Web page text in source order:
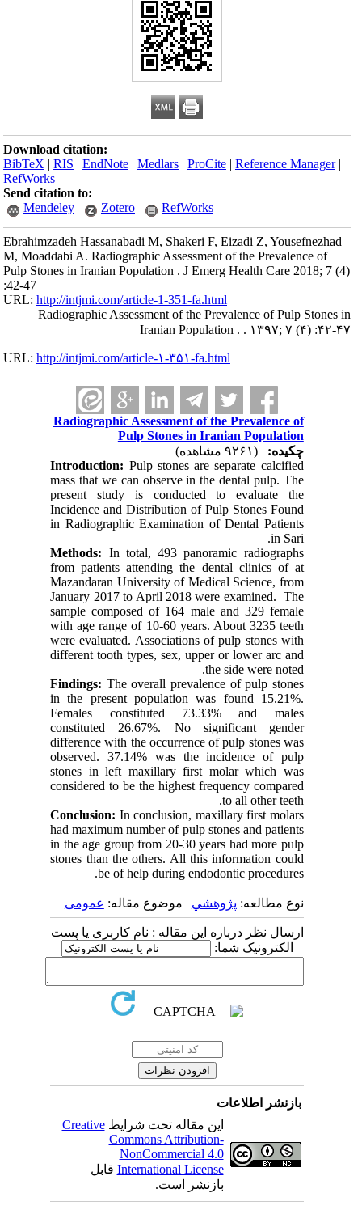
Download citation:
BibTeX |RIS |EndNote |Medlars |ProCite |Reference Manager
RefWorks
Send citation to:
Mendeley
Zotero RefWorks
Ebrahimzadeh Hassanabadi M, Shakeri F, Eizadi Z, Yousefnezhad
M, Moaddabi A. Radiographic Assessment of the Prevalence of
Pulp Stones in Iranian Population . J Emerg Health Care 2018; 7 (4)
:42-47
URL:http://intjmi.com/article-1-351-fa.html
Radiographic Assessment of the Prevalence of Pulp Stones in
Iranian Population . . ۱۳۹۷; ۷ (۴) :۴۲-۴۷
URL:http://intjmi.com/article-۱-۳۵۱-fa.html
Radiographic Assessment of the Prevalence of
Pulp Stones in Iranian Population
چکیده:
Introduction:Pulp stones are separate calcified
mass that we can observe in the dental pulp. The
present study is conducted to evaluate the
Incidence and Distribution of Pulp Stones Found
in Radiographic Examination of Dental Patients
in Sari.
Methods:In total, 493 panoramic radiographs
from patients attending the dental clinics of at
Mazandaran University of Medical Science, from
January 2017 to April 2018 were examined. The
sample composed of 164 male and 329 female
with age range of 10-60 years. About 3235 teeth
were evaluated. Associations of pulp stones with
different tooth types, sex, upper or lower arc and
the side were noted.
Findings:The overall prevalence of pulp stones
in the present population was found 15.21%.
Females constituted 73.33% and males
constituted 26.67%. No significant gender
difference with the occurrence of pulp stones was
observed. 37.14% was the incidence of pulp
stones in left maxillary first molar which was
considered to be the highest frequency compared
to all other teeth.
Conclusion:In conclusion, maxillary first molars
had maximum number of pulp stones and patients
in the age group from 20-30 years had more pulp
stones than the others. All this information could
be of help during endodontic procedures.
نوع مطالعه:پژوهشي| موضوع مقاله:عمومى
ارسال نظر درباره این مقاله : نام کاربری یا پست
الکترونیک شما:
بازنشر اطلاعات
این مقاله تحت شرایطCreative
Commons Attribution-
NonCommercial 4.0
International Licenseقابل
بازنشر است.